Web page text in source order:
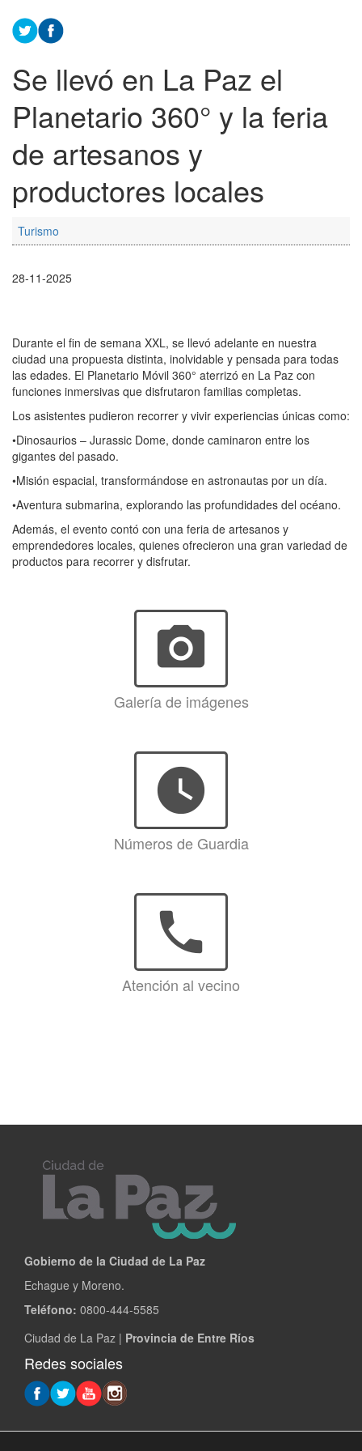
Se llevó en La Paz el
Planetario 360° y la feria
de artesanos y
productores locales
Turismo
28-11-2025
Durante el fin de semana XXL, se llevó adelante en nuestra
ciudad una propuesta distinta, inolvidable y pensada para todas
las edades. El Planetario Móvil 360° aterrizó en La Paz con
funciones inmersivas que disfrutaron familias completas.
Los asistentes pudieron recorrer y vivir experiencias únicas como:
•Dinosaurios – Jurassic Dome, donde caminaron entre los
gigantes del pasado.
•Misión espacial, transformándose en astronautas por un día.
•Aventura submarina, explorando las profundidades del océano.
Además, el evento contó con una feria de artesanos y
emprendedores locales, quienes ofrecieron una gran variedad de
productos para recorrer y disfrutar.
photo_camera
Galería de imágenes
watch_later
Números de Guardia
phone
Atención al vecino
Gobierno de la Ciudad de La Paz
Echague y Moreno.
Teléfono: 0800-444-5585
Ciudad de La Paz | Provincia de Entre Ríos
Redes sociales